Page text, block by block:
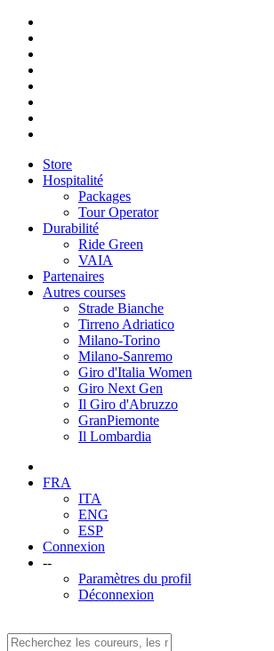
Store
Hospitalité
Packages
Tour Operator
Durabilité
Ride Green
VAIA
Partenaires
Autres courses
Strade Bianche
Tirreno Adriatico
Milano-Torino
Milano-Sanremo
Giro d'Italia Women
Giro Next Gen
Il Giro d'Abruzzo
GranPiemonte
Il Lombardia
FRA
ITA
ENG
ESP
Connexion
--
Paramètres du profil
Déconnexion